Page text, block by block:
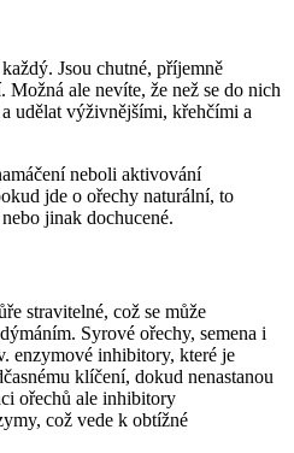
Jsou chutné, příjemně
Možná ale nevíte, že než se do nich
udělat výživnějšími, křehčími a
neboli aktivování
jde o ořechy naturální, to
jinak dochucené.
stravitelné, což se může
Syrové ořechy, semena i
enzymové inhibitory, které je
klíčení, dokud nenastanou
ořechů ale inhibitory
což vede k obtížné